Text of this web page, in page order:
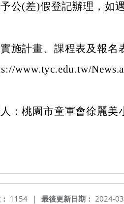
公(差)假登記辦理，如
施計畫、課程表及報名
www.tyc.edu.tw/
：桃園市童軍會徐麗美
最後更新日期： 2024-
1154 |